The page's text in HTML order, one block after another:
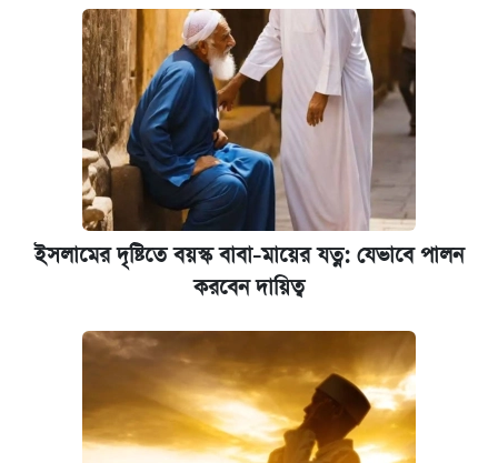
আবেদন শুরু
ইসলামের দৃষ্টিতে বয়স্ক বাবা-মায়ের যত্ন: যেভাবে পালন
করবেন দায়িত্ব